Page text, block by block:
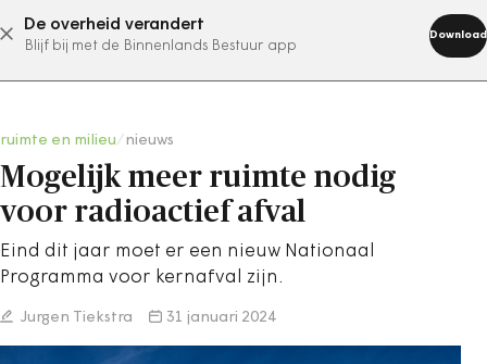
De overheid verandert
Blijf bij met de Binnenlands Bestuur app
Download
abonneer nu
ruimte en milieu nieuws
Mogelijk meer ruimte nodig
voor radioactief afval
Eind dit jaar moet er een nieuw Nationaal
Programma voor kernafval zijn.
Jurgen Tiekstra 31 januari 2024